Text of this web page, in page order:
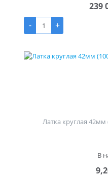
239
-
+
Латка круглая 42мм
В